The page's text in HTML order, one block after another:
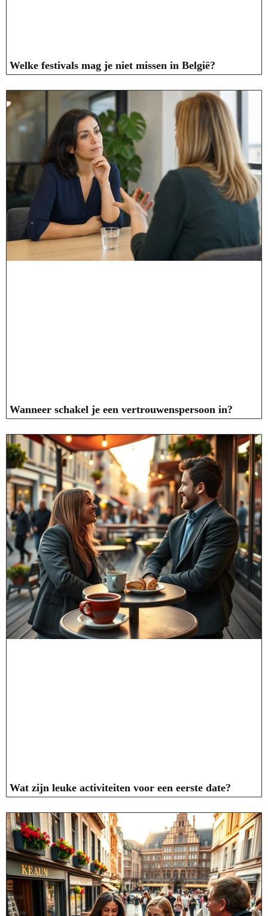
Welke festivals mag je niet missen in België?
Wanneer schakel je een vertrouwenspersoon in?
Wat zijn leuke activiteiten voor een eerste date?